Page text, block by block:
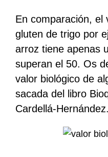
En comparación, el
gluten de trigo por
arroz tiene apenas
superan el 50. Os
valor biológico de
sacada del libro
Cardellá-Hernández.